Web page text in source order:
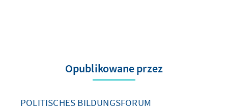
Opublikowane przez
POLITISCHES BILDUNGSFORUM